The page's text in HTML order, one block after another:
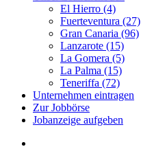
El Hierro (4)
Fuerteventura (27)
Gran Canaria (96)
Lanzarote (15)
La Gomera (5)
La Palma (15)
Teneriffa (72)
Unternehmen eintragen
Zur Jobbörse
Jobanzeige aufgeben